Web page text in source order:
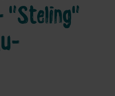
"Steling"